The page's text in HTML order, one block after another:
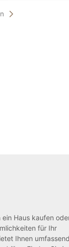
ein Haus kaufen
für Ihr
Ihnen